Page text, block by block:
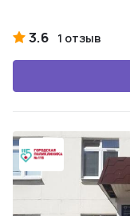
3.6 1 отзыв